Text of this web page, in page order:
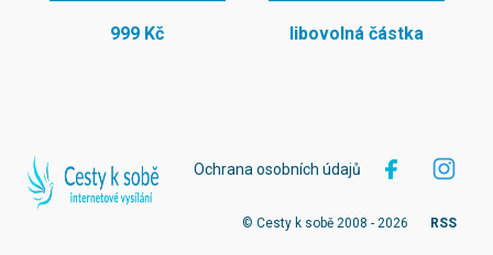
999 Kč libovolná částka
Ochrana osobních údajů
© Cesty k sobě 2008 - 2026 RSS